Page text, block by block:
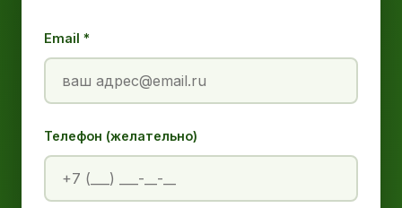
Email *
Телефон (желательно)